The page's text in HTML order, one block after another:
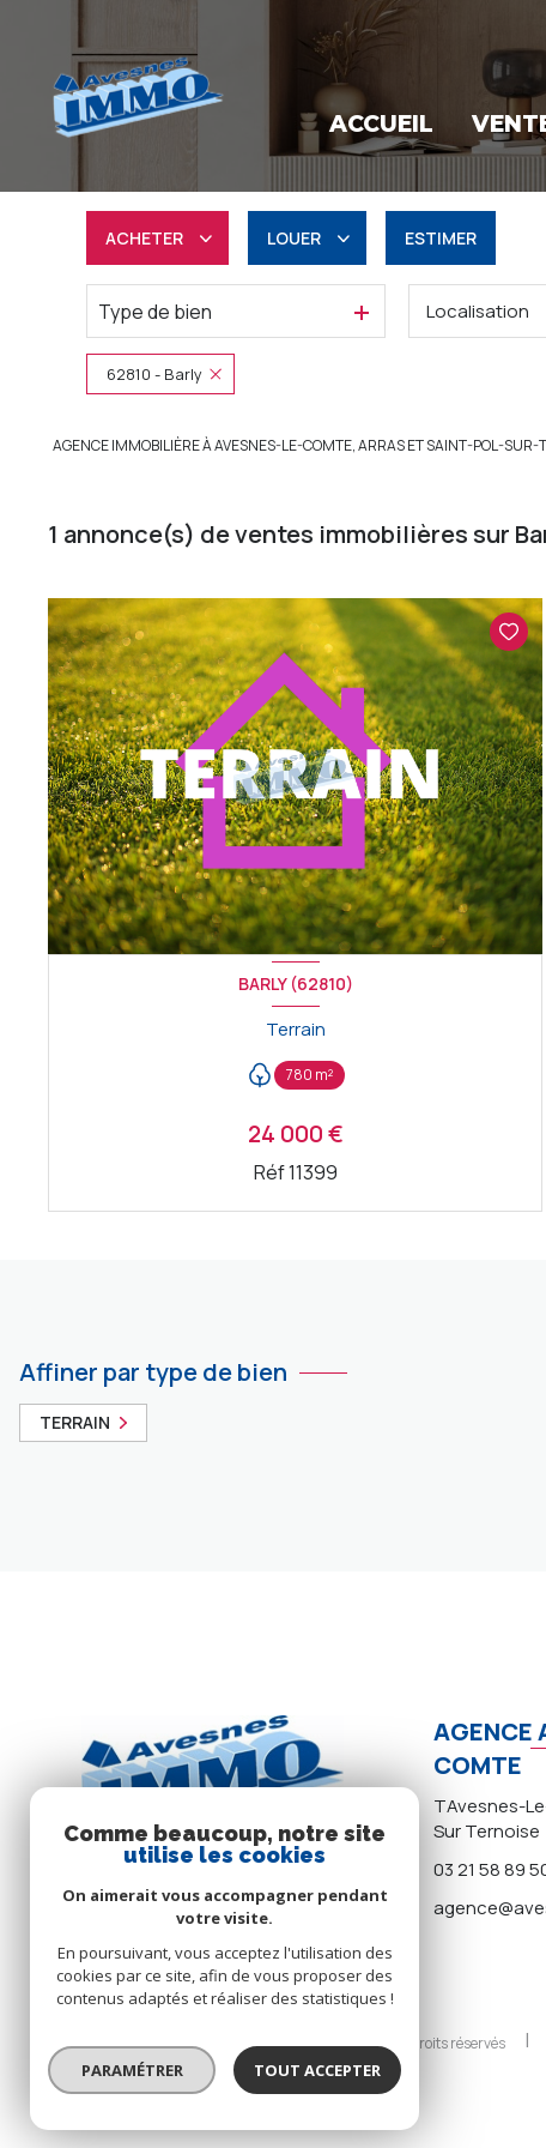
ACCUEIL
ACHETER
Résidentiel
Professionnel
LOUER
à l'année
ESTIMER
Type de bien Localisation
62810 - Barly
AGENCE IMMOBILIÈRE À AVESNES-LE-COMTE, ARRAS ET SAINT-POL-SUR-
1 annonce(s) de ventes immobilières sur
BARLY (62810)
Terrain
780 m²
24 000 €
Réf 11399
Affiner par type de bien
TERRAIN
AGENCE
COMTE
TAvesnes-
Sur Ternoise
03 21 58 89
© 2026 | Tous droits réservés
Comme beaucoup, notre site
utilise les cookies
On aimerait vous accompagner pendant
votre visite.
En poursuivant, vous acceptez l'utilisation des
cookies par ce site, afin de vous proposer des
contenus adaptés et réaliser des statistiques !
PARAMÉTRER TOUT ACCEPTER